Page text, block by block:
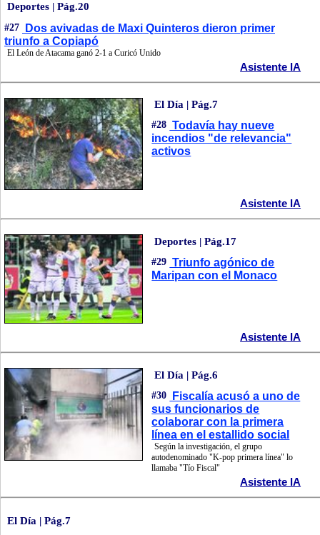
Deportes | Pág.20
#27
Dos avivadas de Maxi Quinteros dieron primer
triunfo a Copiapó
El León de Atacama ganó 2-1 a Curicó Unido
Asistente IA
El Día | Pág.7
#28 Todavía hay nueve
incendios "de relevancia"
activos
Asistente IA
Deportes | Pág.17
#29 Triunfo agónico de
Maripan con el Monaco
Asistente IA
El Día | Pág.6
#30
Fiscalía acusó a uno de
sus funcionarios de
colaborar con la primera
línea en el estallido social
Según la investigación, el grupo
autodenominado "K-pop primera línea" lo
llamaba "Tío Fiscal"
Asistente IA
El Día | Pág.7